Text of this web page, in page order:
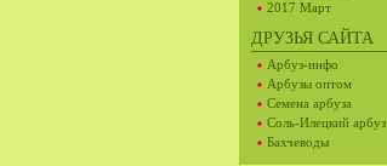
2017 Март
ДРУЗЬЯ САЙТА
Арбуз-инфо
Арбузы оптом
Семена арбуза
Соль-Илецкий арбуз
Бахчеводы